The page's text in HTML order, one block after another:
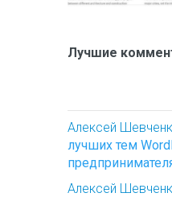
Лучшие
Алексей
лучших тем
Алексей